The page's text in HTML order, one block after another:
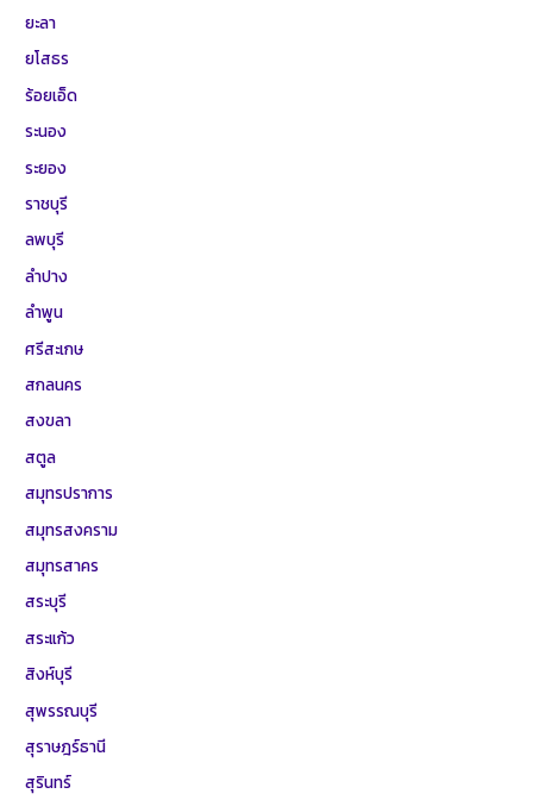
ยะลา
ยโสธร
ร้อยเอ็ด
ระนอง
ระยอง
ราชบุรี
ลพบุรี
ลำปาง
ลำพูน
ศรีสะเกษ
สกลนคร
สงขลา
สตูล
สมุทรปราการ
สมุทรสงคราม
สมุทรสาคร
สระบุรี
สระแก้ว
สิงห์บุรี
สุพรรณบุรี
สุราษฎร์ธานี
สุรินทร์